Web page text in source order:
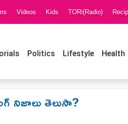
Videos Kids TORi(Radio)
Politics Lifestyle Health
నిజాలు తెలుసా?